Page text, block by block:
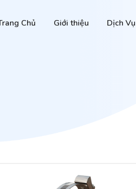
Chủ Giới thiệu Dịch Vụ